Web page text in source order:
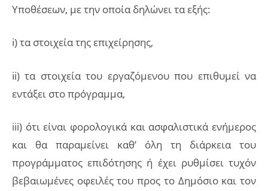
Υποθέσεων, με την οποία δηλώνει τα εξής:
i) τα στοιχεία της επιχείρησης,
ii) τα στοιχεία του εργαζόμενου που επιθυμεί να
εντάξει στο πρόγραμμα,
iii) ότι είναι φορολογικά και ασφαλιστικά ενήμερος
και θα παραμείνει καθ’ όλη τη διάρκεια του
προγράμματος επιδότησης ή έχει ρυθμίσει τυχόν
βεβαιωμένες οφειλές του προς το Δημόσιο και τον